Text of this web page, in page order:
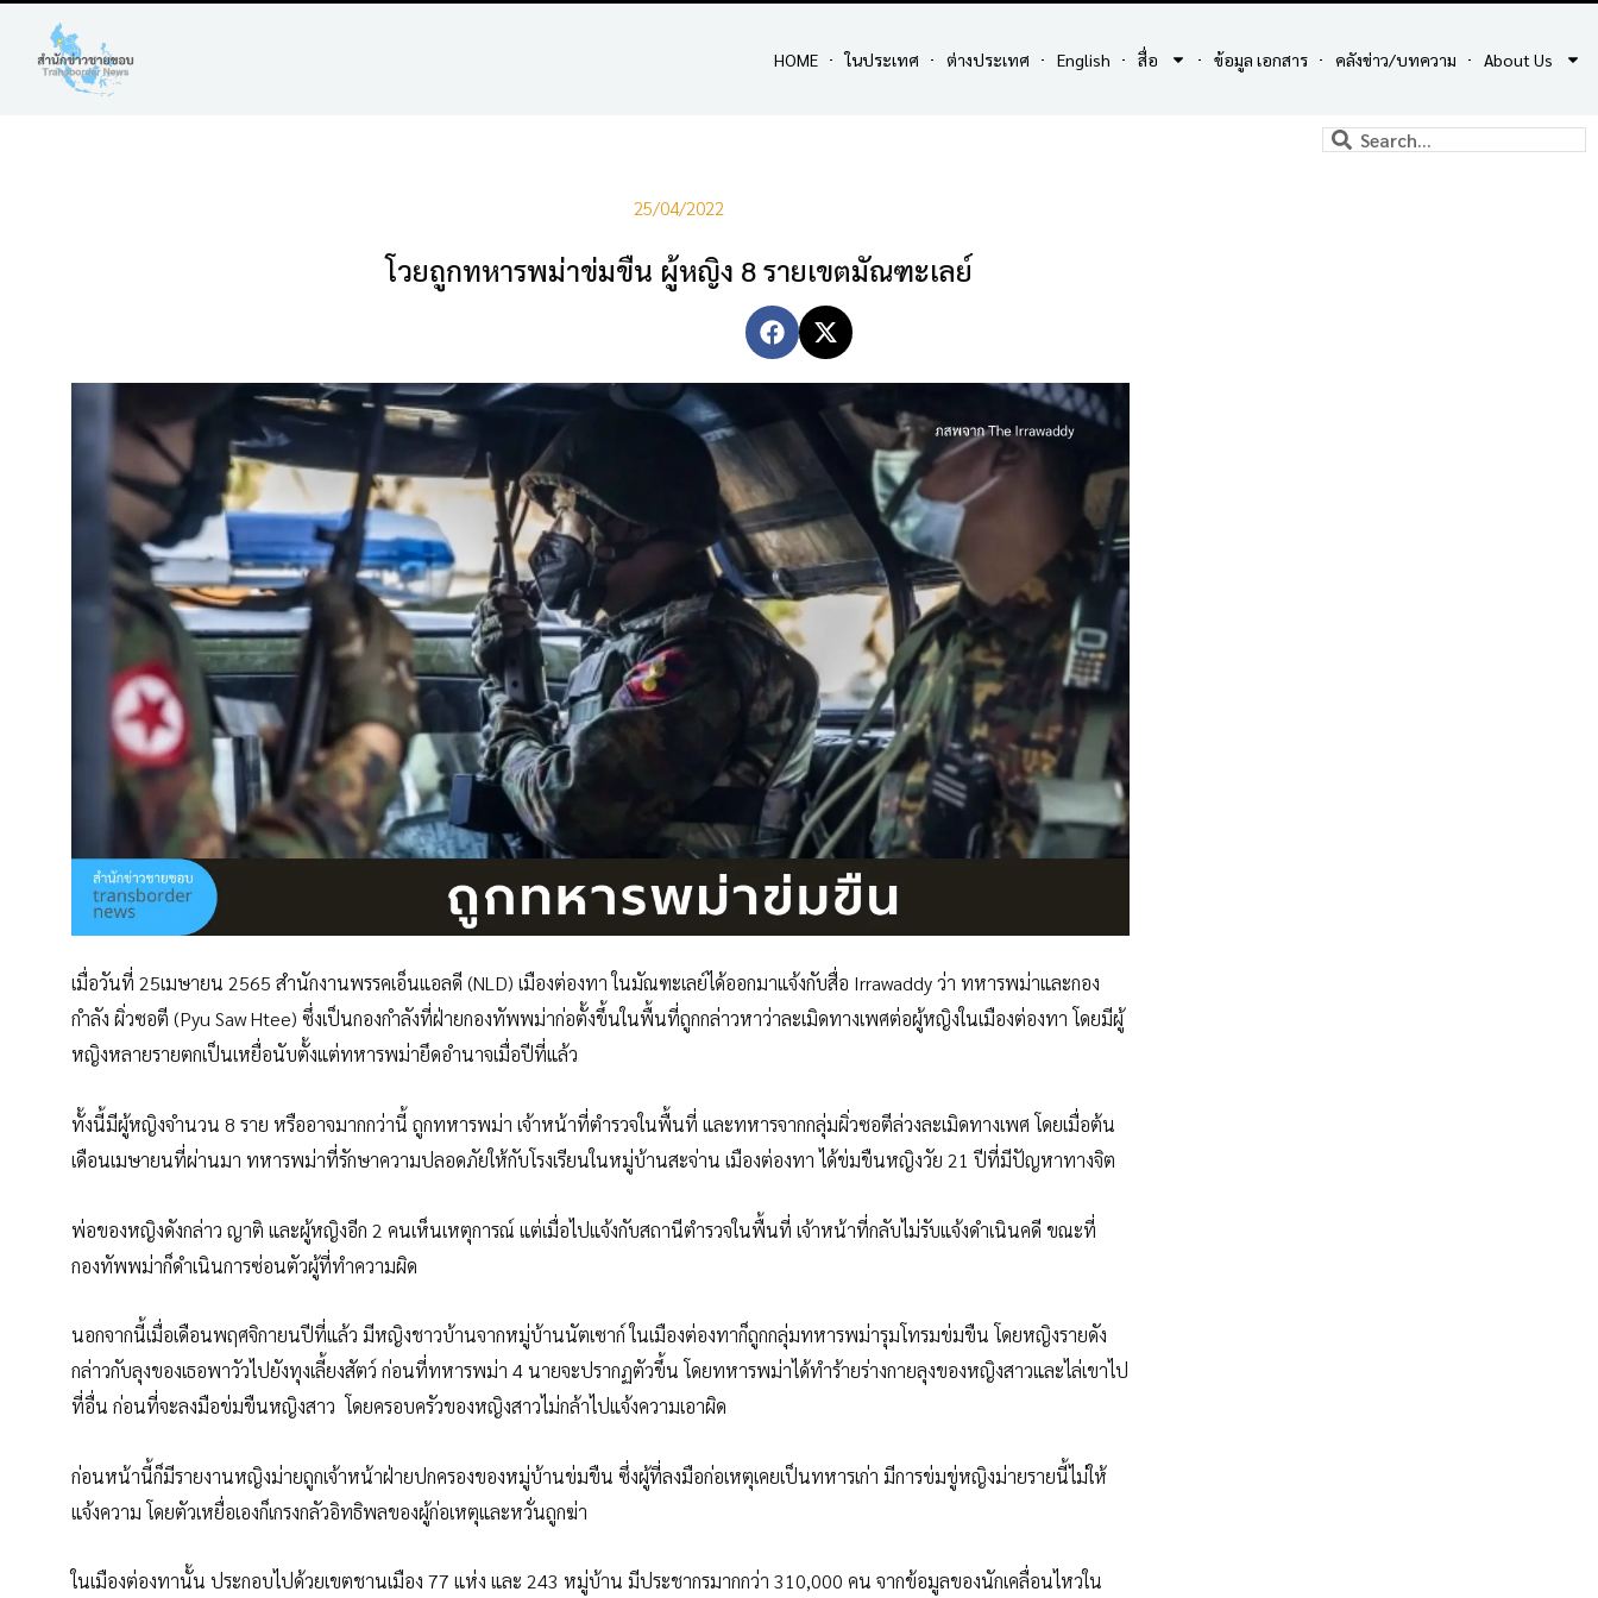
HOME ในประเทศ ต่างประเทศ English สื่อ ข้อมูล เอกสาร คลังข่าว/บทความ About Us
25/04/2022
โวยถูกทหารพม่าข่มขืน ผู้หญิง 8 รายเขตมัณฑะเลย์
เมื่อวันที่ 25เมษายน 2565 สำนักงานพรรคเอ็นแอลดี (NLD) เมืองต่องทา ในมัณฑะเลย์ได้ออกมาแจ้งกับสื่อ Irrawaddy ว่า ทหารพม่าและกอง
กำลัง ผิ่วซอตี (Pyu Saw Htee) ซึ่งเป็นกองกำลังที่ฝ่ายกองทัพพม่าก่อตั้งขึ้นในพื้นที่ถูกกล่าวหาว่าละเมิดทางเพศต่อผู้หญิงในเมืองต่องทา โดยมีผู้
หญิงหลายรายตกเป็นเหยื่อนับตั้งแต่ทหารพม่ายึดอำนาจเมื่อปีที่แล้ว
ทั้งนี้มีผู้หญิงจำนวน 8 ราย หรืออาจมากกว่านี้ ถูกทหารพม่า เจ้าหน้าที่ตำรวจในพื้นที่ และทหารจากกลุ่มผิ่วซอตีล่วงละเมิดทางเพศ โดยเมื่อต้น
เดือนเมษายนที่ผ่านมา ทหารพม่าที่รักษาความปลอดภัยให้กับโรงเรียนในหมู่บ้านสะจ่าน เมืองต่องทา ได้ข่มขืนหญิงวัย 21 ปีที่มีปัญหาทางจิต
พ่อของหญิงดังกล่าว ญาติ และผู้หญิงอีก 2 คนเห็นเหตุการณ์ แต่เมื่อไปแจ้งกับสถานีตำรวจในพื้นที่ เจ้าหน้าที่กลับไม่รับแจ้งดำเนินคดี ขณะที่
กองทัพพม่าก็ดำเนินการซ่อนตัวผู้ที่ทำความผิด
นอกจากนี้เมื่อเดือนพฤศจิกายนปีที่แล้ว มีหญิงชาวบ้านจากหมู่บ้านนัตเซาก์ ในเมืองต่องทาก็ถูกกลุ่มทหารพม่ารุมโทรมข่มขืน โดยหญิงรายดัง
กล่าวกับลุงของเธอพาวัวไปยังทุงเลี้ยงสัตว์ ก่อนที่ทหารพม่า 4 นายจะปรากฏตัวขึ้น โดยทหารพม่าได้ทำร้ายร่างกายลุงของหญิงสาวและไล่เขาไป
ที่อื่น ก่อนที่จะลงมือข่มขืนหญิงสาว โดยครอบครัวของหญิงสาวไม่กล้าไปแจ้งความเอาผิด
ก่อนหน้านี้ก็มีรายงานหญิงม่ายถูกเจ้าหน้าฝ่ายปกครองของหมู่บ้านข่มขืน ซึ่งผู้ที่ลงมือก่อเหตุเคยเป็นทหารเก่า มีการข่มขู่หญิงม่ายรายนี้ไม่ให้
แจ้งความ โดยตัวเหยื่อเองก็เกรงกลัวอิทธิพลของผู้ก่อเหตุและหวั่นถูกฆ่า
ในเมืองต่องทานั้น ประกอบไปด้วยเขตชานเมือง 77 แห่ง และ 243 หมู่บ้าน มีประชากรมากกว่า 310,000 คน จากข้อมูลของนักเคลื่อนไหวใน